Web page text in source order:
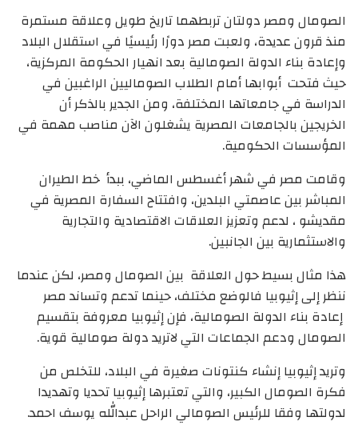
الصومال ومصر دولتان تربطهما تاريخ طويل وعلاقة مستمرة
منذ قرون عديدة، ولعبت مصر دورًا رئيسيًا في استقلال البلاد
وإعادة بناء الدولة الصومالية بعد انهيار الحكومة المركزية،
حيث فتحت أبوابها أمام الطلاب الصوماليين الراغبين في
الدراسة في جامعاتها المختلفة، ومن الجدير بالذكر أن
الخريجين بالجامعات المصرية يشغلون الآن مناصب مهمة في
المؤسسات الحكومية.
وقامت مصر في شهر أغسطس الماضي، ببدأ خط الطيران
المباشر بين عاصمتي البلدين، وافتتاح السفارة المصرية في
مقديشو ، لدعم وتعزيز العلاقات الاقتصادية والتجارية
والاستثمارية بين الجانبين.
هذا مثال بسيط حول العلاقة بين الصومال ومصر، لكن عندما
ننظر إلى إثيوبيا فالوضع مختلف، حينما تدعم وتساند مصر
إعادة بناء الدولة الصومالية، فإن إثيوبيا معروفة بتقسيم
الصومال ودعم الجماعات التي لاتريد دولة صومالية قوية.
وتريد إثيوبيا إنشاء كنتونات صغيرة في البلاد، للتخلص من
فكرة الصومال الكبير، والتي تعتبرها إثيوبيا تحديا وتهديدا
لدولتها وفقا للرئيس الصومالي الراحل عبدالله يوسف احمد.